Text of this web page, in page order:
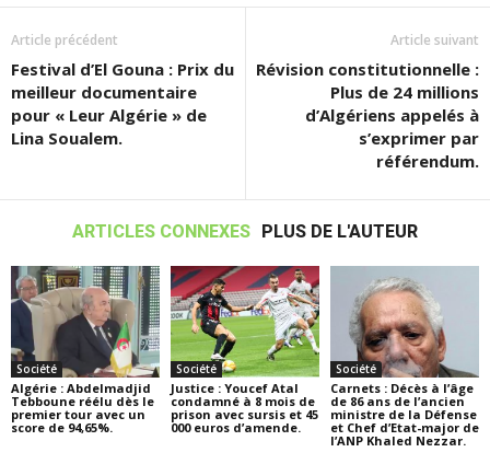
Article précédent
Festival d’El Gouna : Prix du
meilleur documentaire
pour « Leur Algérie » de
Lina Soualem.
Article suivant
Révision constitutionnelle :
Plus de 24 millions
d’Algériens appelés à
s’exprimer par
référendum.
ARTICLES CONNEXES PLUS DE L'AUTEUR
Société
Algérie : Abdelmadjid
Tebboune réélu dès le
premier tour avec un
score de 94,65%.
Société
Justice : Youcef Atal
condamné à 8 mois de
prison avec sursis et 45
000 euros d’amende.
Société
Carnets : Décès à l’âge
de 86 ans de l’ancien
ministre de la Défense
et Chef d’Etat-major de
l’ANP Khaled Nezzar.